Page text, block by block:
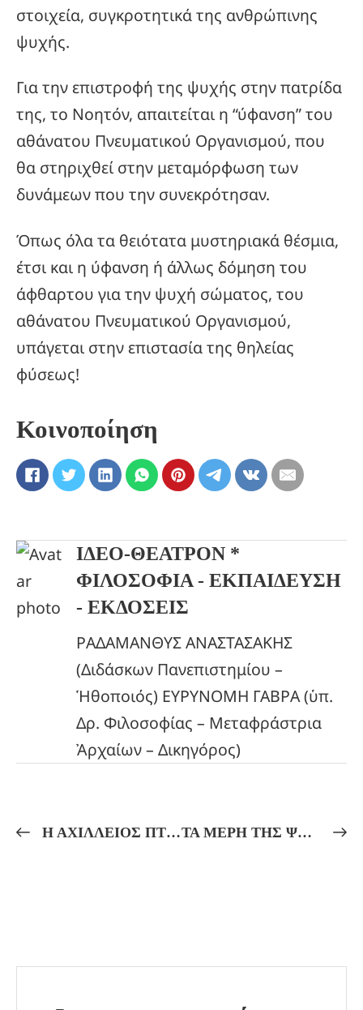
στοιχεία, συγκροτητικά της ανθρώπινης
ψυχής.
Για την επιστροφή της ψυχής στην πατρίδα
της, το Νοητόν, απαιτείται η “ύφανση” του
αθάνατου Πνευματικού Οργανισμού, που
θα στηριχθεί στην μεταμόρφωση των
δυνάμεων που την συνεκρότησαν.
Όπως όλα τα θειότατα μυστηριακά θέσμια,
έτσι και η ύφανση ή άλλως δόμηση του
άφθαρτου για την ψυχή σώματος, του
αθάνατου Πνευματικού Οργανισμού,
υπάγεται στην επιστασία της θηλείας
φύσεως!
Κοινοποίηση
ΙΔΕΟ-ΘΕΑΤΡΟΝ *
ΦΙΛΟΣΟΦΙΑ - ΕΚΠΑΙΔΕΥΣΗ
- ΕΚΔΟΣΕΙΣ
ΡΑΔΑΜΑΝΘΥΣ ΑΝΑΣΤΑΣΑΚΗΣ
(Διδάσκων Πανεπιστημίου –
Ἡθοποιός) ΕΥΡΥΝΟΜΗ ΓΑΒΡΑ (ὑπ.
Δρ. Φιλοσοφίας – Μεταφράστρια
Ἀρχαίων – Δικηγόρος)
Η ΑΧΙΛΛΕΙΟΣ ΠΤΕΡΝΑ, ΕΝΑ ΕΚΘΕΩΤΙΚΟ ΣΥΜΒΟΛΟ ΤΑ ΜΕΡΗ ΤΗΣ ΨΥΧΗΣ ΚΑΙ ΟΙ ΤΑΞΕΙΣ ΤΗΣ ΠΛΑΤΩΝΙΚΗΣ ΠΟΛΙΤΕΙΑΣ